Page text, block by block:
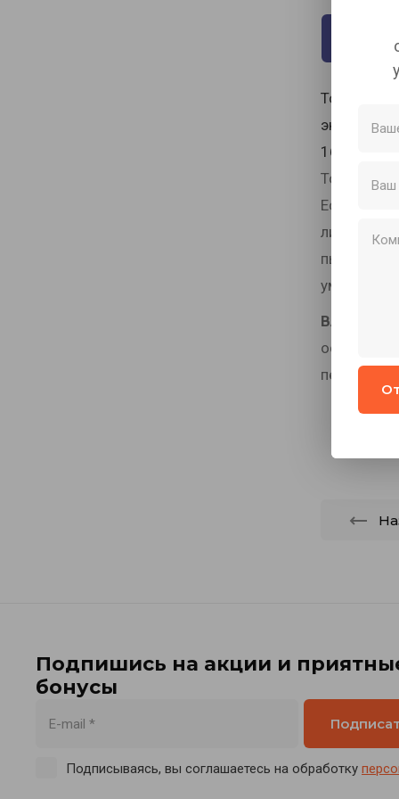
Торцевой
16 мм и т.
Торцевой
Если не
лишая
пыль
уменьшая
ВАЖНО !
Подпишись на акции и
бонусы
Подписываясь, вы соглашаетесь на обработку